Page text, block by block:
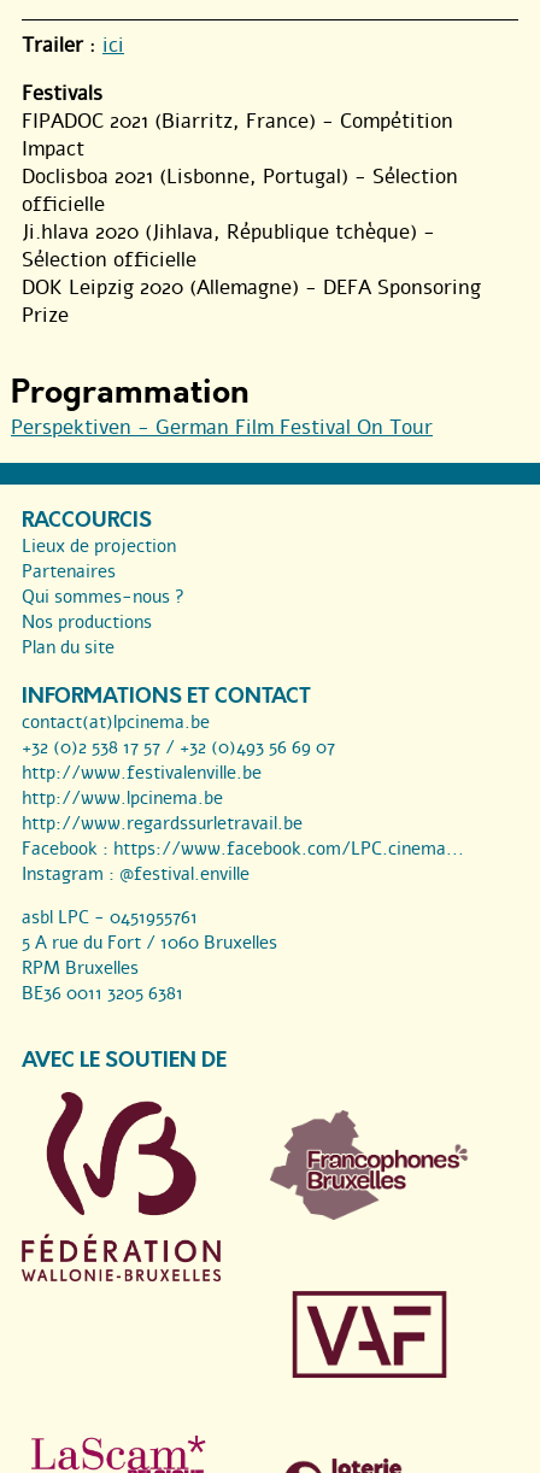
Trailer: ici
Festivals
FIPADOC 2021 (Biarritz, France) - Compétition
Impact
Doclisboa 2021 (Lisbonne, Portugal) - Sélection
officielle
Ji.hlava 2020 (Jihlava, République tchèque) -
Sélection officielle
DOK Leipzig 2020 (Allemagne) - DEFA Sponsoring
Prize
Programmation
Perspektiven - German Film Festival On Tour
RACCOURCIS
Lieux de projection
Partenaires
Qui sommes-nous ?
Nos productions
Plan du site
INFORMATIONS ET CONTACT
contact(at)lpcinema.be
+32 (0)2 538 17 57 / +32 (0)493 56 69 07
http://www.festivalenville.be
http://www.lpcinema.be
http://www.regardssurletravail.be
Facebook : https://www.facebook.com/LPC.cinema...
Instagram : @festival.enville
asbl LPC - 0451955761
5 A rue du Fort / 1060 Bruxelles
RPM Bruxelles
BE36 0011 3205 6381
AVEC LE SOUTIEN DE